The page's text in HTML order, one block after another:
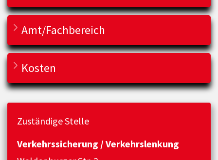
Amt/Fachbereich
Kosten
Zuständige Stelle
Verkehrssicherung / Verkehrslenkung